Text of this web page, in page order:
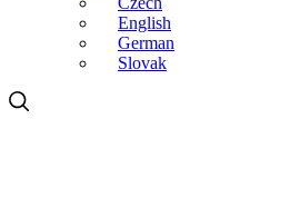
English
German
Slovak